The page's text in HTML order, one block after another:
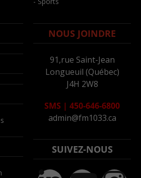
NOUS JOINDRE
91,rue Saint-Jean
Longueuil (Québec)
J4H 2W8
SMS | 450-646-6800
admin@fm1033.ca
SUIVEZ-NOUS